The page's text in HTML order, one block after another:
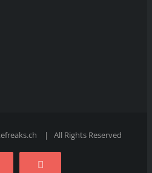
| All Rights Reserved
Instagram